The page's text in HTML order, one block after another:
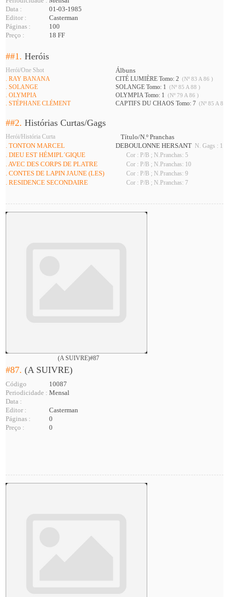
Data :
01-03-1985
Editor :
Casterman
Páginas :
100
Preço :
18 FF
##1.Heróis
Herói/One Shot Álbuns
. RAY BANANA CITÉ LUMIÈRE Tomo: 2 (Nº 83 A 86 )
. SOLANGE SOLANGE Tomo: 1 (Nº 85 A 88 )
. OLYMPIA OLYMPIA Tomo: 1 (Nº 79 A 86 )
. STÉPHANE CLÉMENT CAPTIFS DU CHAOS Tomo: 7 (Nº 85 A 89
##2.Histórias Curtas/Gags
Herói/História Curta
Título/N.º Pranchas
. TONTON MARCEL
DEBOULONNE HERSANT N. Gags : 1 ;
. DIEU EST HÉMIPL´GIQUE Cor : P/B ; N.Pranchas: 5
. AVEC DES CORPS DE PLATRE Cor : P/B ; N.Pranchas: 10
. CONTES DE LAPIN JAUNE (LES) Cor : P/B ; N.Pranchas: 9
. RESIDENCE SECONDAIRE Cor : P/B ; N.Pranchas: 7
(A SUIVRE)#87
#87.(A SUIVRE)
Código
10087
Periodicidade : Mensal
Data :
Editor :
Casterman
Páginas :
0
Preço :
0